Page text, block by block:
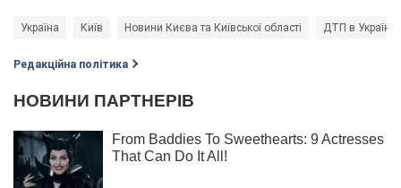
Україна Київ Новини Києва та Київської області ДТП в Україні
Редакційна політика